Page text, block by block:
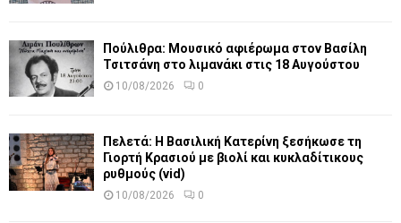
Πούλιθρα: Μουσικό αφιέρωμα στον Βασίλη
Τσιτσάνη στο λιμανάκι στις 18 Αυγούστου
10/08/2026 0
Πελετά: Η Βασιλική Κατερίνη ξεσήκωσε τη
Γιορτή Κρασιού με βιολί και κυκλαδίτικους
ρυθμούς (vid)
10/08/2026 0